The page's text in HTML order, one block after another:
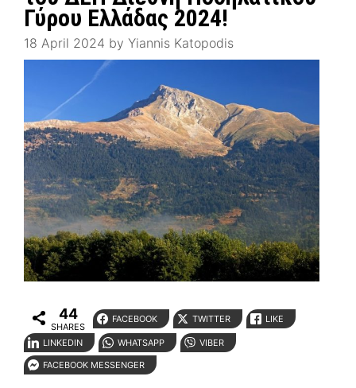
Γύρου Ελλάδας 2024!
18 April 2024 by Yiannis Katopodis
44
SHARES
FACEBOOK TWITTER LIKE
LINKEDIN WHATSAPP
VIBER
FACEBOOK MESSENGER